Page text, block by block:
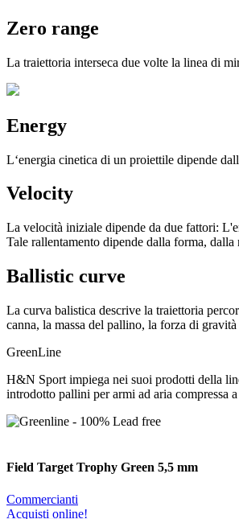
Zero range
La traiettoria interseca due volte la linea di
Energy
L‘energia cinetica di un proiettile dipende
Velocity
La velocità iniziale dipende da due fattori:
Tale rallentamento dipende dalla forma, dalla
Ballistic curve
La curva balistica descrive la traiettoria
canna, la massa del pallino, la forza di gravità
GreenLine
H&N Sport impiega nei suoi prodotti della
introdotto pallini per armi ad aria compressa
Field Target Trophy Green 5,5 mm
Commercianti
Acquisti online!